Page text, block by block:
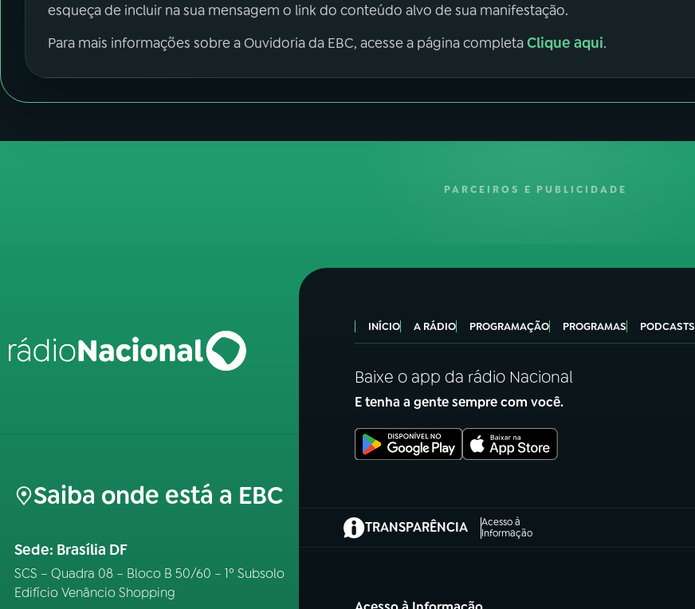
esqueça de incluir na sua mensagem o link do conteúdo alvo de sua manifestação.
Para mais informações sobre a Ouvidoria da EBC, acesse a página completaClique aqui.
PARCEIROS E PUBLICIDADE
Saiba onde está a EBC
Sede: Brasília DF
SCS – Quadra 08 – Bloco B 50/60 – 1º Subsolo
Edifício Venâncio Shopping
INÍCIO A RÁDIO PROGRAMAÇÃO PROGRAMAS PODCASTS
Baixe o app da rádio Nacional
E tenha a gente sempre com você.
TRANSPARÊNCIA
Acesso à
Informação
(abre em nova aba)